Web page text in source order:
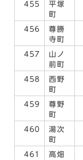
455
平塚
町
456
尊勝
寺町
457
山ノ
前町
458
西野
町
459
尊野
町
460
湯次
町
461
高畑